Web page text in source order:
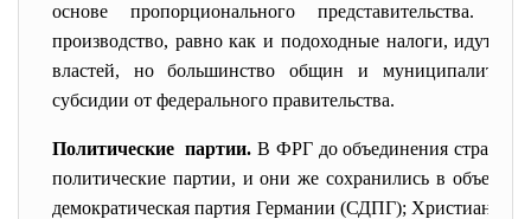
основе пропорционального представительства.
производство, равно как и подоходные налоги, идут на
властей, но большинство общин и
субсидии от федерального правительства.
Политические партии.В ФРГ до объединения страны
политические партии, и они же сохранились в
демократическая партия Германии (СДПГ);